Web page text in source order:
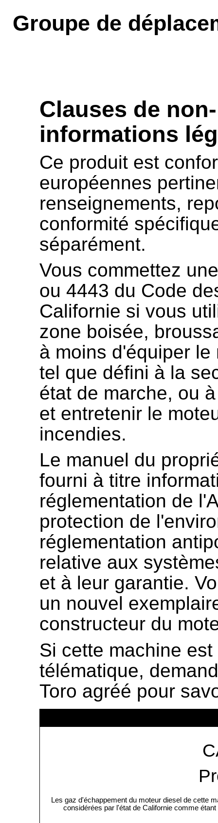
Groupe de
Clauses de
informations
Ce produit est
européennes
renseignements,
conformité
séparément.
Vous commettez
ou 4443 du Code
Californie si vous
zone boisée,
à moins d'équiper
tel que défini à la
état de marche, ou
et entretenir le
incendies.
Le manuel du
fourni à titre
réglementation de
protection de
réglementation
relative aux
et à leur garantie.
un nouvel
constructeur du
Si cette machine
télématique,
Toro agréé pour
Les gaz d'échappement du moteur diesel de cette
considérées par l'état de Californie comme